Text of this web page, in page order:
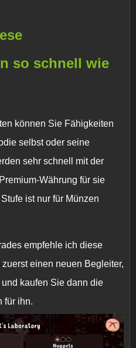
so schnell wie
können Sie Fähigkeiten
selbst oder seine
sehr schnell mit der
Währung für sie
ist nur für Münzen
empfehle ich diese
einen neuen Begleiter,
kaufen Sie dann die
für ihn.